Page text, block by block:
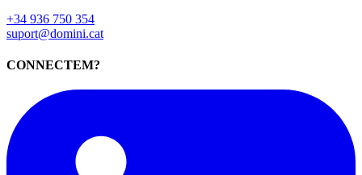
+34 936 750 354
suport@domini.cat
CONNECTEM?